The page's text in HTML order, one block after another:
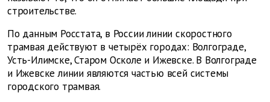
строительстве.
По данным Росстата, в России линии скоростного
трамвая действуют в четырёх городах: Волгограде,
Усть-Илимске, Старом Осколе и Ижевске. В Волгограде
и Ижевске линии являются частью всей системы
городского трамвая.